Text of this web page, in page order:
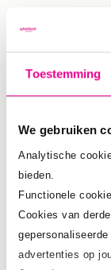
Toestemming
We gebruiken
Analytische
bieden.
Functionele
Cookies van
advertenties op
DIGITAL